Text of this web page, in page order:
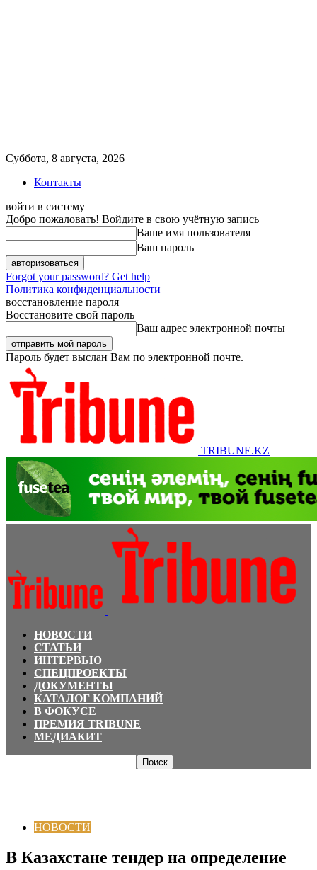
Суббота, 8 августа, 2026
Контакты
войти в систему
Добро пожаловать! Войдите в свою учётную запись
Ваше имя пользователя
Ваш пароль
Forgot your password? Get help
Политика конфиденциальности
восстановление пароля
Восстановите свой пароль
Ваш адрес электронной почты
Пароль будет выслан Вам по электронной почте.
TRIBUNE.KZ
НОВОСТИ
СТАТЬИ
ИНТЕРВЬЮ
СПЕЦПРОЕКТЫ
ДОКУМЕНТЫ
КАТАЛОГ КОМПАНИЙ
В ФОКУСЕ
ПРЕМИЯ TRIBUNE
МЕДИАКИТ
НОВОСТИ
В Казахстане тендер на определение